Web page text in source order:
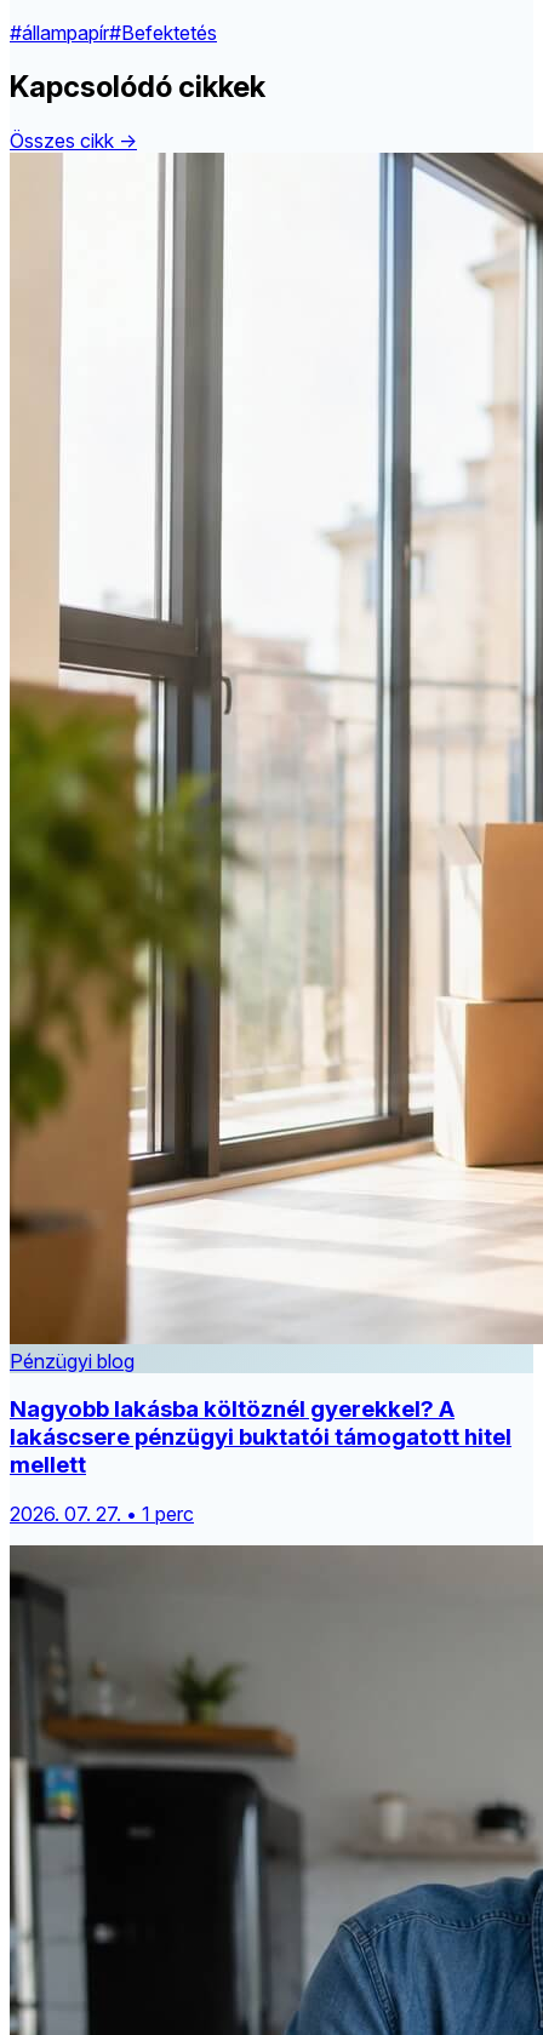
#állampapír#Befektetés
Kapcsolódó cikkek
Összes cikk →
Pénzügyi blog
Nagyobb lakásba költöznél gyerekkel? A
lakáscsere pénzügyi buktatói támogatott hitel
mellett
2026. 07. 27. • 1 perc